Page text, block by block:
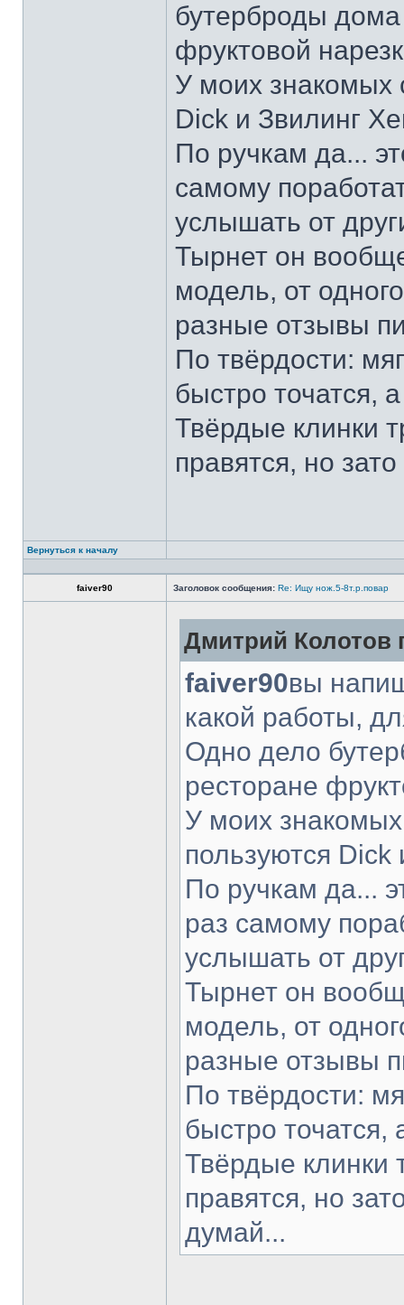
бутерброды дома
фруктовой
У моих знакомых
Dick и Звилинг
По ручкам да...
самому
услышать от
Тырнет он
модель, от
разные отзывы
По твёрдости:
быстро точатся,
Твёрдые клинки
правятся, но
Вернуться к началу
faiver90 Заголовок сообщения: Re: Ищу нож.5-8т.р.повар
Дмитрий Колотов
faiver90вы
какой работы,
Одно дело
ресторане
У моих
пользуются Dick
По ручкам да...
раз самому
услышать от
Тырнет он
модель, от
разные отзывы
По твёрдости:
быстро точатся,
Твёрдые клинки
правятся, но
думай...